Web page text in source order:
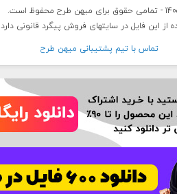
از این فایل در سایتهای فروش پیگرد قانونی دارد
تماس با تيم پشتيبانی ميهن طرح